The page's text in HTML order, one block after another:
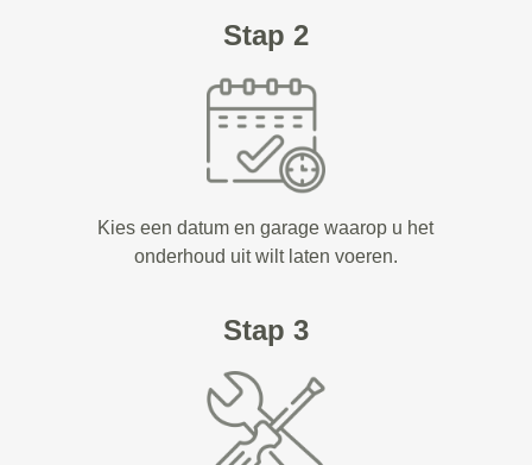
Stap 2
Kies een datum en garage waarop u het
onderhoud uit wilt laten voeren.
Stap 3